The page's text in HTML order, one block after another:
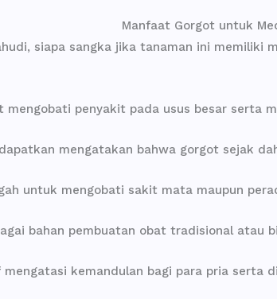
Manfaat Gorgot untuk
siapa sangka jika tanaman ini
mengobati penyakit pada usus besar serta
mengatakan bahwa gorgot sejak
untuk mengobati sakit mata maupun
bahan pembuatan obat tradisional atau
kemandulan bagi para pria serta